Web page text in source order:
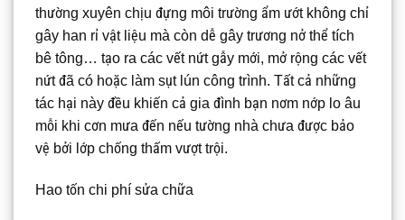
thường xuyên chịu đựng môi trường ẩm ướt không chỉ
gây han rỉ vật liệu mà còn dễ gây trương nở thể tích
bê tông… tạo ra các vết nứt gẫy mới, mở rộng các vết
nứt đã có hoặc làm sụt lún công trình. Tất cả những
tác hại này đều khiến cả gia đình bạn nơm nớp lo âu
mỗi khi cơn mưa đến nếu tường nhà chưa được bảo
vệ bởi lớp chống thấm vượt trội.
Hao tốn chi phí sửa chữa